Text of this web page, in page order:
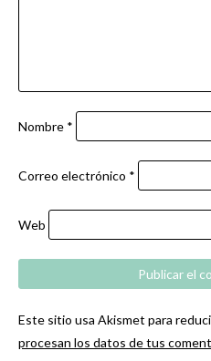
Nombre *
Correo electrónico *
Web
Este sitio usa Akismet para
procesan los datos de tus